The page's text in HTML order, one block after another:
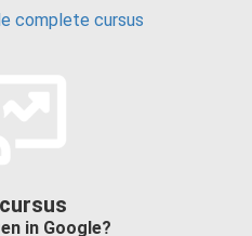
complete cursus
in Google?